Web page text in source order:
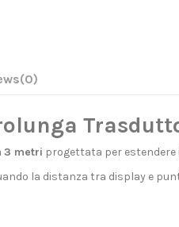
(0)
3 metri progettata per
la distanza tra display e